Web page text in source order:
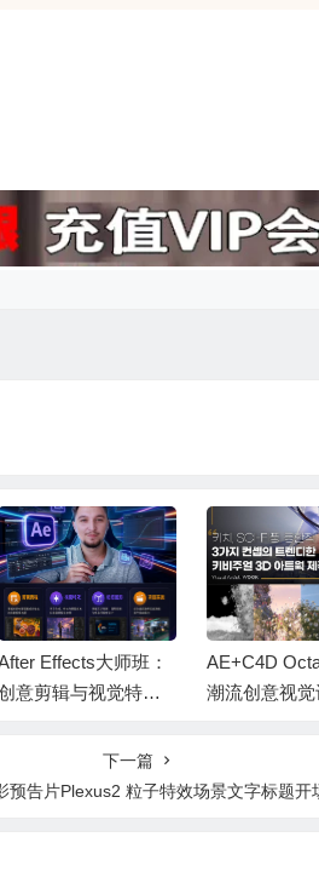
Effects大师班：
意剪辑与视觉特效
+中文字幕 Video Edits
Creative Editing
AE+C4D
潮流创意视觉
下一篇
预告片Plexus2 粒子特效场景文字标题开